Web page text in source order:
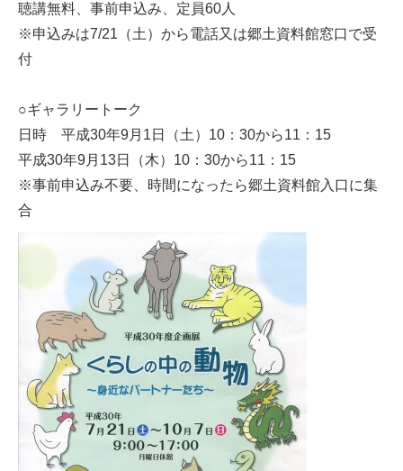
聴講無料、事前申込み、定員60人
※申込みは7/21（土）から電話又は郷土資料館窓口で受
付
○ギャラリートーク
日時 平成30年9月1日（土）10：30から11：15
平成30年9月13日（木）10：30から11：15
※事前申込み不要、時間になったら郷土資料館入口に集
合